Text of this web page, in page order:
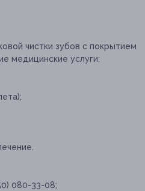
чистки зубов с покрытием
медицинские услуги:
080-33-08;